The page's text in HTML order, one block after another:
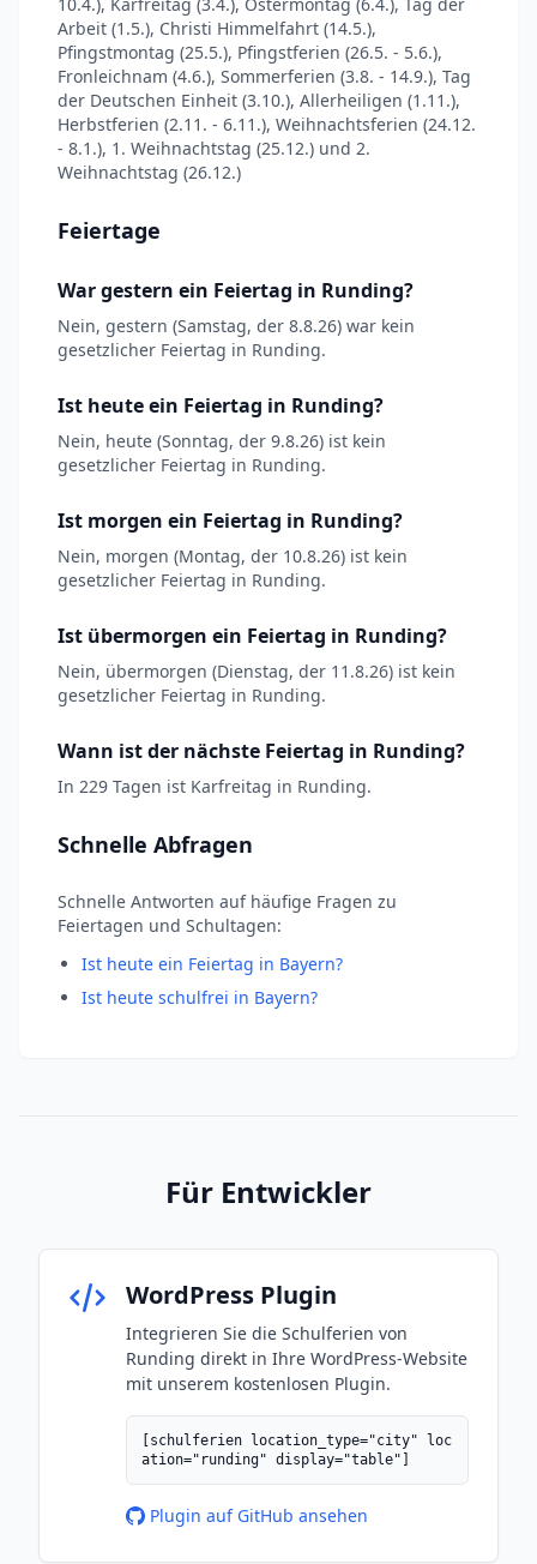
Arbeit (1.5.), Christi Himmelfahrt (14.5.),
Pfingstmontag (25.5.), Pfingstferien (26.5. - 5.6.),
Fronleichnam (4.6.), Sommerferien (3.8. - 14.9.), Tag
der Deutschen Einheit (3.10.), Allerheiligen (1.11.),
Herbstferien (2.11. - 6.11.), Weihnachtsferien (24.12.
- 8.1.), 1. Weihnachtstag (25.12.) und 2.
Weihnachtstag (26.12.)
Feiertage
War gestern ein Feiertag in Runding?
Nein, gestern (Samstag, der 8.8.26) war kein
gesetzlicher Feiertag in Runding.
Ist heute ein Feiertag in Runding?
Nein, heute (Sonntag, der 9.8.26) ist kein
gesetzlicher Feiertag in Runding.
Ist morgen ein Feiertag in Runding?
Nein, morgen (Montag, der 10.8.26) ist kein
gesetzlicher Feiertag in Runding.
Ist übermorgen ein Feiertag in Runding?
Nein, übermorgen (Dienstag, der 11.8.26) ist kein
gesetzlicher Feiertag in Runding.
Wann ist der nächste Feiertag in Runding?
In 229 Tagen ist Karfreitag in Runding.
Schnelle Abfragen
Schnelle Antworten auf häufige Fragen zu
Feiertagen und Schultagen:
Ist heute ein Feiertag in Bayern?
Ist heute schulfrei in Bayern?
Für Entwickler
WordPress Plugin
Integrieren Sie die Schulferien von
Runding direkt in Ihre WordPress-Website
mit unserem kostenlosen Plugin.
[schulferien location_type="city" loc
ation="runding" display="table"]
Plugin auf GitHub ansehen